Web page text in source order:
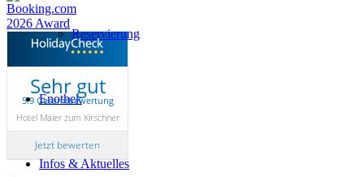
Reservierung
Enothek
Infos & Aktuelles
Sehr gut
5.9 Gesamtbewertung
Hotel Maier zum Kirschner
Jetzt bewerten